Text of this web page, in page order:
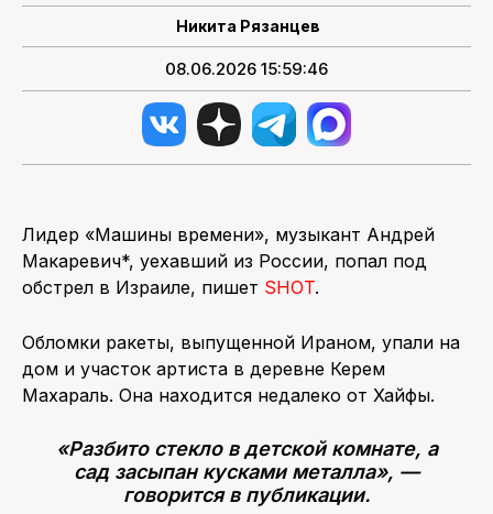
Никита Рязанцев
08.06.2026 15:59:46
Лидер «Машины времени», музыкант Андрей
Макаревич*, уехавший из России, попал под
обстрел в Израиле, пишет SHOT.
Обломки ракеты, выпущенной Ираном, упали на
дом и участок артиста в деревне Керем
Махараль. Она находится недалеко от Хайфы.
«Разбито стекло в детской комнате, а
сад засыпан кусками металла», —
говорится в публикации.